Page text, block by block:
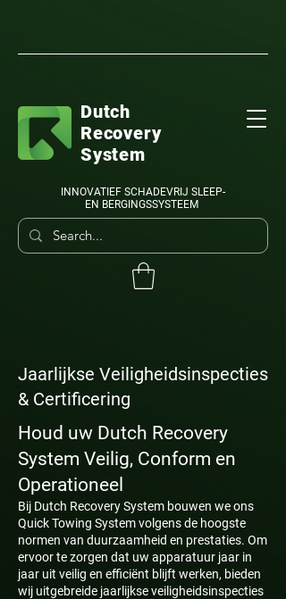
INNOVATIEF SCHADEVRIJ SLEEP-
EN BERGINGSSYSTEEM
Dutch
Recovery
System
Jaarlijkse Veiligheidsinspecties
& Certificering
Houd uw Dutch Recovery
System Veilig, Conform en
Operationeel
Bij Dutch Recovery System bouwen we ons
Quick Towing System volgens de hoogste
normen van duurzaamheid en prestaties. Om
ervoor te zorgen dat uw apparatuur jaar in
jaar uit veilig en efficiënt blijft werken, bieden
wij uitgebreide jaarlijkse veiligheidsinspecties